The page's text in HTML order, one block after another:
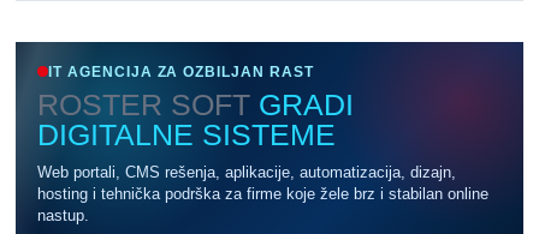
IT AGENCIJA ZA OZBILJAN RAST
ROSTER SOFT GRADI
DIGITALNE SISTEME
Web portali, CMS rešenja, aplikacije, automatizacija, dizajn,
hosting i tehnička podrška za firme koje žele brz i stabilan online
nastup.